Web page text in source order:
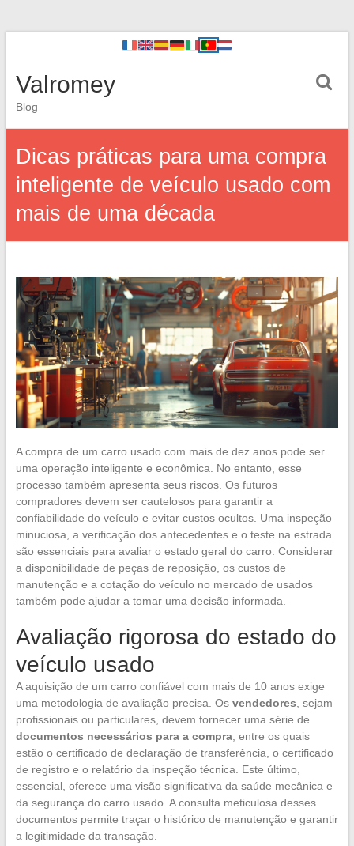
Valromey
Blog
Dicas práticas para uma compra
inteligente de veículo usado com
mais de uma década
A compra de um carro usado com mais de dez anos pode ser
uma operação inteligente e econômica. No entanto, esse
processo também apresenta seus riscos. Os futuros
compradores devem ser cautelosos para garantir a
confiabilidade do veículo e evitar custos ocultos. Uma inspeção
minuciosa, a verificação dos antecedentes e o teste na estrada
são essenciais para avaliar o estado geral do carro. Considerar
a disponibilidade de peças de reposição, os custos de
manutenção e a cotação do veículo no mercado de usados
também pode ajudar a tomar uma decisão informada.
Avaliação rigorosa do estado do
veículo usado
A aquisição de um carro confiável com mais de 10 anos exige
uma metodologia de avaliação precisa. Os vendedores , sejam
profissionais ou particulares, devem fornecer uma série de
documentos necessários para a compra, entre os quais
estão o certificado de declaração de transferência, o certificado
de registro e o relatório da inspeção técnica. Este último,
essencial, oferece uma visão significativa da saúde mecânica e
da segurança do carro usado. A consulta meticulosa desses
documentos permite traçar o histórico de manutenção e garantir
a legitimidade da transação.